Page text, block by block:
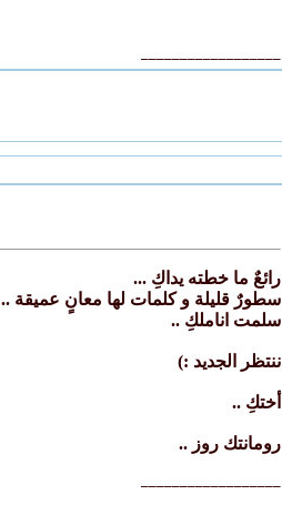
رائعٌ ما خطته يداكِ ...
سطورٌ قليلة و كلمات لها معانٍ عميقة ..
سلمت اناملكِ ..
ننتظر الجديد :)
أختكِ ..
رومانتك روز ..